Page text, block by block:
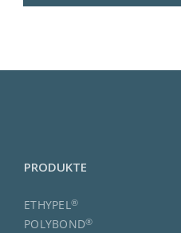
PRODUKTE
ETHYPEL®
POLYBOND®